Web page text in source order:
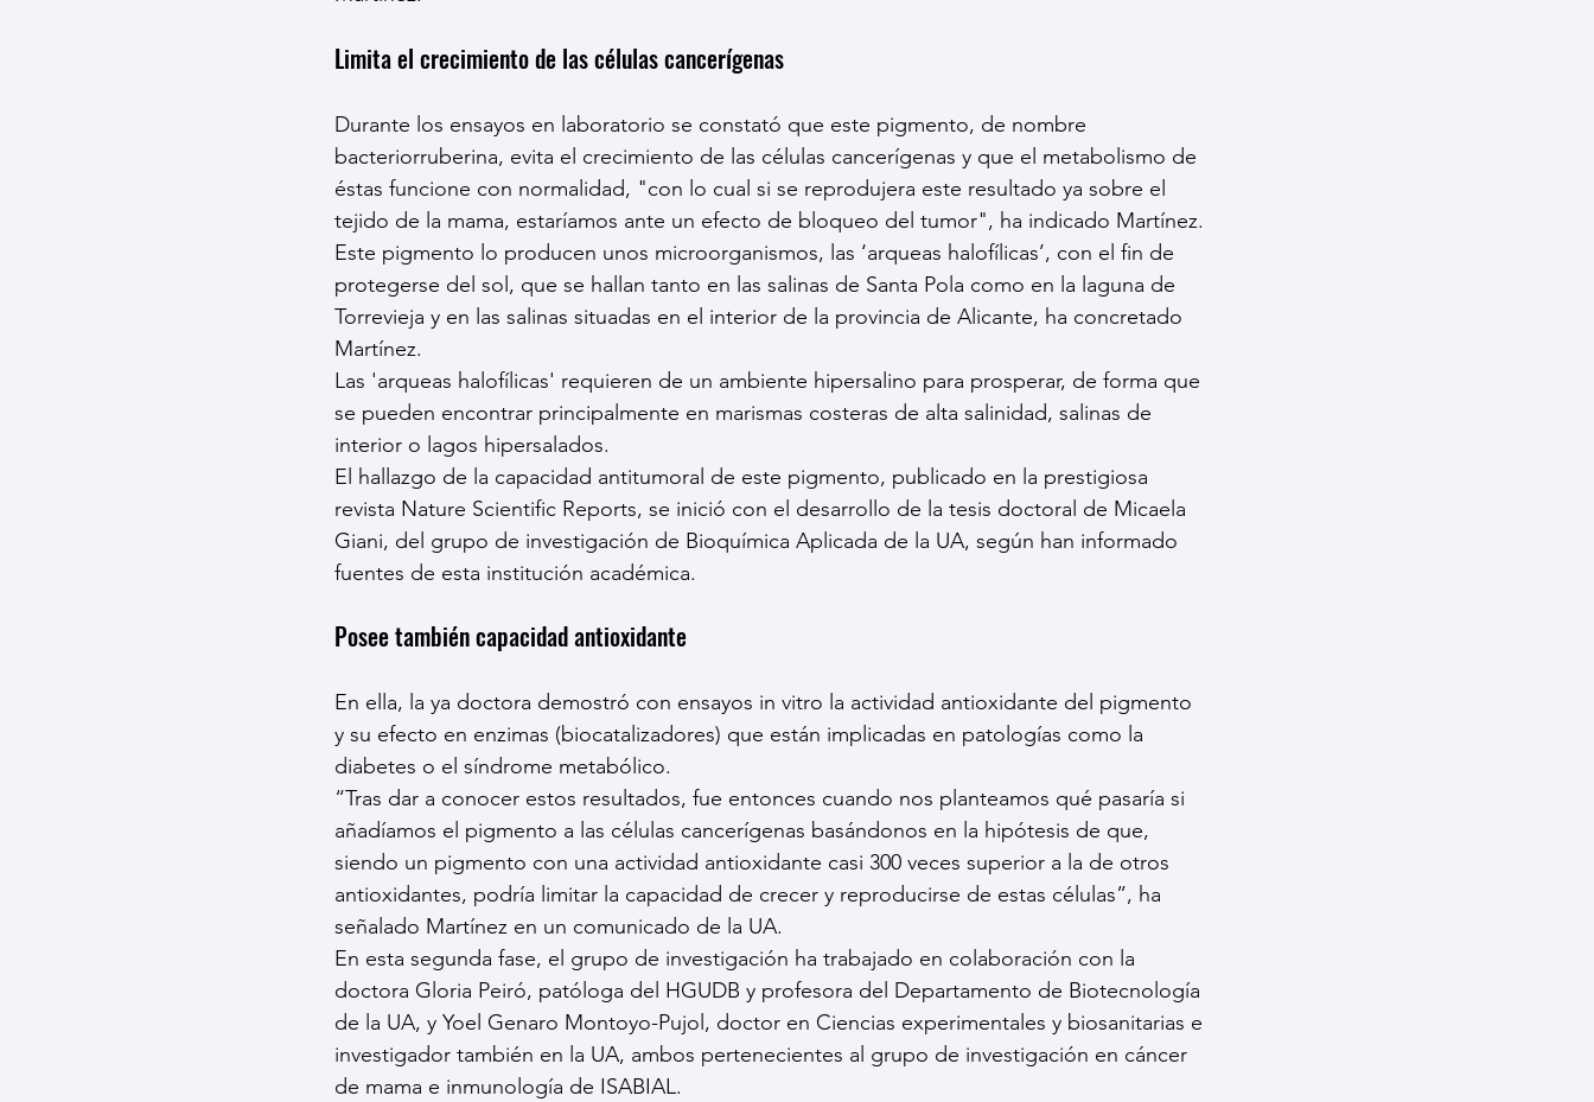
Limita el crecimiento de las células cancerígenas
Durante los ensayos en laboratorio se constató que este pigmento, de nombre
bacteriorruberina, evita el crecimiento de las células cancerígenas y que el metabolismo de
éstas funcione con normalidad, "con lo cual si se reprodujera este resultado ya sobre el
tejido de la mama, estaríamos ante un efecto de bloqueo del tumor", ha indicado Martínez.
Este pigmento lo producen unos microorganismos, las ‘arqueas halofílicas’, con el fin de
protegerse del sol, que se hallan tanto en las salinas de Santa Pola como en la laguna de
Torrevieja y en las salinas situadas en el interior de la provincia de Alicante, ha concretado
Martínez.
Las 'arqueas halofílicas' requieren de un ambiente hipersalino para prosperar, de forma que
se pueden encontrar principalmente en marismas costeras de alta salinidad, salinas de
interior o lagos hipersalados.
El hallazgo de la capacidad antitumoral de este pigmento, publicado en la prestigiosa
revista Nature Scientific Reports, se inició con el desarrollo de la tesis doctoral de Micaela
Giani, del grupo de investigación de Bioquímica Aplicada de la UA, según han informado
fuentes de esta institución académica.
Posee también capacidad antioxidante
En ella, la ya doctora demostró con ensayos in vitro la actividad antioxidante del pigmento
y su efecto en enzimas (biocatalizadores) que están implicadas en patologías como la
diabetes o el síndrome metabólico.
“Tras dar a conocer estos resultados, fue entonces cuando nos planteamos qué pasaría si
añadíamos el pigmento a las células cancerígenas basándonos en la hipótesis de que,
siendo un pigmento con una actividad antioxidante casi 300 veces superior a la de otros
antioxidantes, podría limitar la capacidad de crecer y reproducirse de estas células”, ha
señalado Martínez en un comunicado de la UA.
En esta segunda fase, el grupo de investigación ha trabajado en colaboración con la
doctora Gloria Peiró, patóloga del HGUDB y profesora del Departamento de Biotecnología
de la UA, y Yoel Genaro Montoyo-Pujol, doctor en Ciencias experimentales y biosanitarias e
investigador también en la UA, ambos pertenecientes al grupo de investigación en cáncer
de mama e inmunología de ISABIAL.